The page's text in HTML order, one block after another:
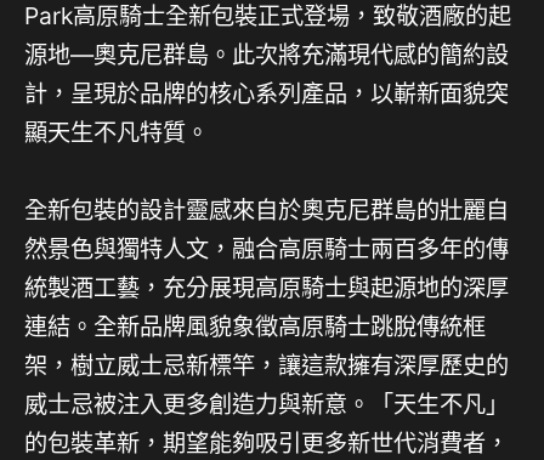
Park高原騎士全新包裝正式登場，致敬酒廠的起
源地—奧克尼群島。此次將充滿現代感的簡約設
計，呈現於品牌的核心系列產品，以嶄新面貌突
顯天生不凡特質。
全新包裝的設計靈感來自於奧克尼群島的壯麗自
然景色與獨特人文，融合高原騎士兩百多年的傳
統製酒工藝，充分展現高原騎士與起源地的深厚
連結。全新品牌風貌象徵高原騎士跳脫傳統框
架，樹立威士忌新標竿，讓這款擁有深厚歷史的
威士忌被注入更多創造力與新意。「天生不凡」
的包裝革新，期望能夠吸引更多新世代消費者，